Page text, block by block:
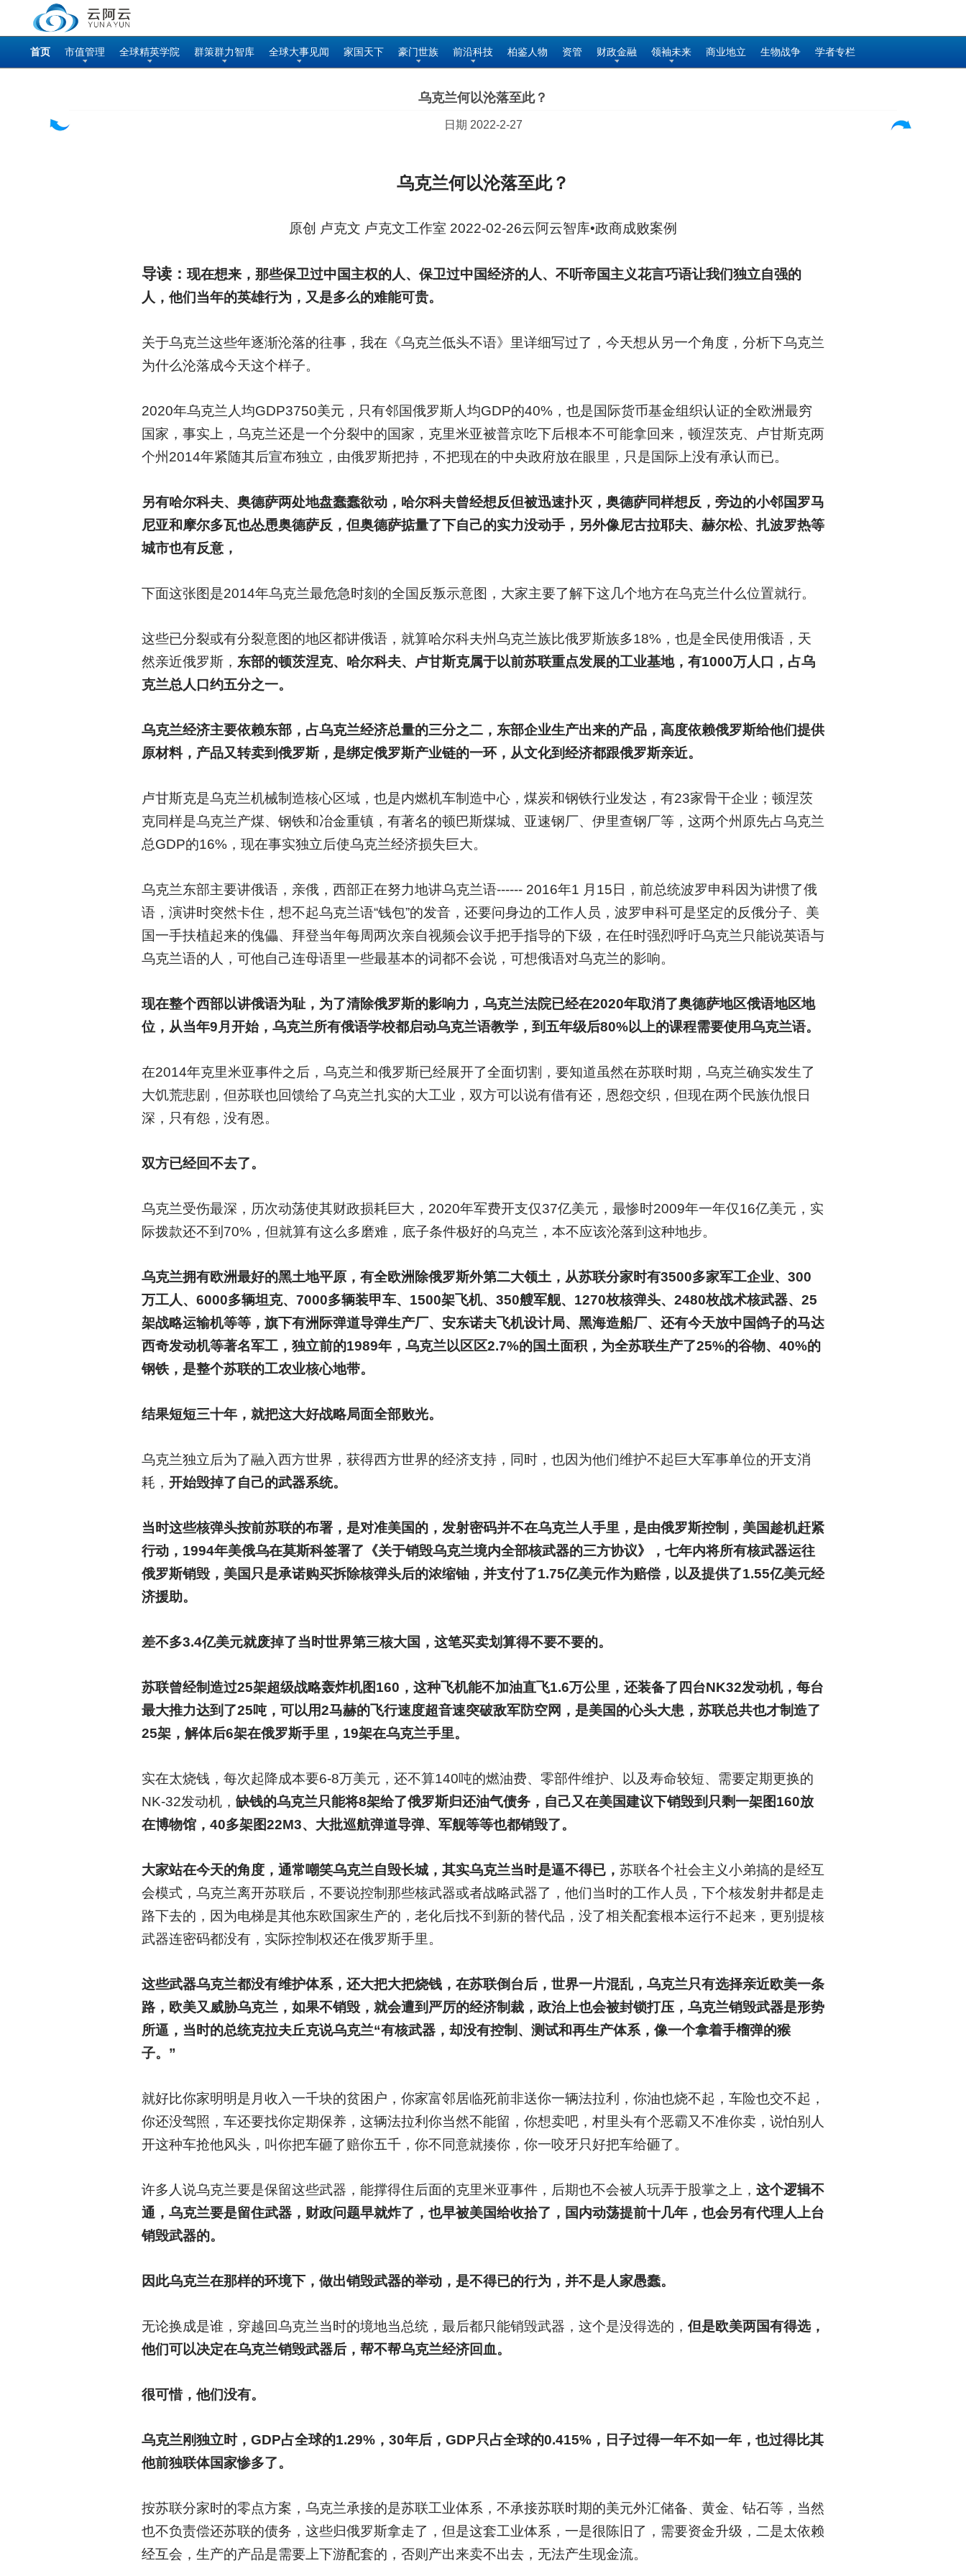
首页 市值管理 全球精英学院 群策群力智库 全球大事见闻 家国天下 豪门世族 前沿科技 柏鉴人物 资管 财政金融 领袖未来 商业地立 生物战争 学者专栏
乌克兰何以沦落至此？
日期 2022-2-27
乌克兰何以沦落至此？
原创 卢克文 卢克文工作室 2022-02-26云阿云智库•政商成败案例
导读： 现在想来，那些保卫过中国主权的人、保卫过中国经济的人、不听帝国主义花言巧语让我们独立自强的
人，他们当年的英雄行为，又是多么的难能可贵。
关于乌克兰这些年逐渐沦落的往事，我在《乌克兰低头不语》里详细写过了，今天想从另一个角度，分析下乌克兰
为什么沦落成今天这个样子。
2020年乌克兰人均GDP3750美元，只有邻国俄罗斯人均GDP的40%，也是国际货币基金组织认证的全欧洲最穷
国家，事实上，乌克兰还是一个分裂中的国家，克里米亚被普京吃下后根本不可能拿回来，顿涅茨克、卢甘斯克两
个州2014年紧随其后宣布独立，由俄罗斯把持，不把现在的中央政府放在眼里，只是国际上没有承认而已。
另有哈尔科夫、奥德萨两处地盘蠢蠢欲动，哈尔科夫曾经想反但被迅速扑灭，奥德萨同样想反，旁边的小邻国罗马
尼亚和摩尔多瓦也怂恿奥德萨反，但奥德萨掂量了下自己的实力没动手，另外像尼古拉耶夫、赫尔松、扎波罗热等
城市也有反意，
下面这张图是2014年乌克兰最危急时刻的全国反叛示意图，大家主要了解下这几个地方在乌克兰什么位置就行。
这些已分裂或有分裂意图的地区都讲俄语，就算哈尔科夫州乌克兰族比俄罗斯族多18%，也是全民使用俄语，天
然亲近俄罗斯， 东部的顿茨涅克、哈尔科夫、卢甘斯克属于以前苏联重点发展的工业基地，有1000万人口，占乌
克兰总人口约五分之一。
乌克兰经济主要依赖东部，占乌克兰经济总量的三分之二，东部企业生产出来的产品，高度依赖俄罗斯给他们提供
原材料，产品又转卖到俄罗斯，是绑定俄罗斯产业链的一环，从文化到经济都跟俄罗斯亲近。
卢甘斯克是乌克兰机械制造核心区域，也是内燃机车制造中心，煤炭和钢铁行业发达，有23家骨干企业；顿涅茨
克同样是乌克兰产煤、钢铁和冶金重镇，有著名的顿巴斯煤城、亚速钢厂、伊里查钢厂等，这两个州原先占乌克兰
总GDP的16%，现在事实独立后使乌克兰经济损失巨大。
乌克兰东部主要讲俄语，亲俄，西部正在努力地讲乌克兰语------ 2016年1 月15日，前总统波罗申科因为讲惯了俄
语，演讲时突然卡住，想不起乌克兰语“钱包”的发音，还要问身边的工作人员，波罗申科可是坚定的反俄分子、美
国一手扶植起来的傀儡、拜登当年每周两次亲自视频会议手把手指导的下级，在任时强烈呼吁乌克兰只能说英语与
乌克兰语的人，可他自己连母语里一些最基本的词都不会说，可想俄语对乌克兰的影响。
现在整个西部以讲俄语为耻，为了清除俄罗斯的影响力，乌克兰法院已经在2020年取消了奥德萨地区俄语地区地
位，从当年9月开始，乌克兰所有俄语学校都启动乌克兰语教学，到五年级后80%以上的课程需要使用乌克兰语。
在2014年克里米亚事件之后，乌克兰和俄罗斯已经展开了全面切割，要知道虽然在苏联时期，乌克兰确实发生了
大饥荒悲剧，但苏联也回馈给了乌克兰扎实的大工业，双方可以说有借有还，恩怨交织，但现在两个民族仇恨日
深，只有怨，没有恩。
双方已经回不去了。
乌克兰受伤最深，历次动荡使其财政损耗巨大，2020年军费开支仅37亿美元，最惨时2009年一年仅16亿美元，实
际拨款还不到70%，但就算有这么多磨难，底子条件极好的乌克兰，本不应该沦落到这种地步。
乌克兰拥有欧洲最好的黑土地平原，有全欧洲除俄罗斯外第二大领土，从苏联分家时有3500多家军工企业、300
万工人、6000多辆坦克、7000多辆装甲车、1500架飞机、350艘军舰、1270枚核弹头、2480枚战术核武器、25
架战略运输机等等，旗下有洲际弹道导弹生产厂、安东诺夫飞机设计局、黑海造船厂、还有今天放中国鸽子的马达
西奇发动机等著名军工，独立前的1989年，乌克兰以区区2.7%的国土面积，为全苏联生产了25%的谷物、40%的
钢铁，是整个苏联的工农业核心地带。
结果短短三十年，就把这大好战略局面全部败光。
乌克兰独立后为了融入西方世界，获得西方世界的经济支持，同时，也因为他们维护不起巨大军事单位的开支消
耗， 开始毁掉了自己的武器系统。
当时这些核弹头按前苏联的布署，是对准美国的，发射密码并不在乌克兰人手里，是由俄罗斯控制，美国趁机赶紧
行动，1994年美俄乌在莫斯科签署了《关于销毁乌克兰境内全部核武器的三方协议》，七年内将所有核武器运往
俄罗斯销毁，美国只是承诺购买拆除核弹头后的浓缩铀，并支付了1.75亿美元作为赔偿，以及提供了1.55亿美元经
济援助。
差不多3.4亿美元就废掉了当时世界第三核大国，这笔买卖划算得不要不要的。
苏联曾经制造过25架超级战略轰炸机图160，这种飞机能不加油直飞1.6万公里，还装备了四台NK32发动机，每台
最大推力达到了25吨，可以用2马赫的飞行速度超音速突破敌军防空网，是美国的心头大患，苏联总共也才制造了
25架，解体后6架在俄罗斯手里，19架在乌克兰手里。
实在太烧钱，每次起降成本要6-8万美元，还不算140吨的燃油费、零部件维护、以及寿命较短、需要定期更换的
NK-32发动机， 缺钱的乌克兰只能将8架给了俄罗斯归还油气债务，自己又在美国建议下销毁到只剩一架图160放
在博物馆，40多架图22M3、大批巡航弹道导弹、军舰等等也都销毁了。
大家站在今天的角度，通常嘲笑乌克兰自毁长城，其实乌克兰当时是逼不得已， 苏联各个社会主义小弟搞的是经互
会模式，乌克兰离开苏联后，不要说控制那些核武器或者战略武器了，他们当时的工作人员，下个核发射井都是走
路下去的，因为电梯是其他东欧国家生产的，老化后找不到新的替代品，没了相关配套根本运行不起来，更别提核
武器连密码都没有，实际控制权还在俄罗斯手里。
这些武器乌克兰都没有维护体系，还大把大把烧钱，在苏联倒台后，世界一片混乱，乌克兰只有选择亲近欧美一条
路，欧美又威胁乌克兰，如果不销毁，就会遭到严厉的经济制裁，政治上也会被封锁打压，乌克兰销毁武器是形势
所逼，当时的总统克拉夫丘克说乌克兰“有核武器，却没有控制、测试和再生产体系，像一个拿着手榴弹的猴
子。”
就好比你家明明是月收入一千块的贫困户，你家富邻居临死前非送你一辆法拉利，你油也烧不起，车险也交不起，
你还没驾照，车还要找你定期保养，这辆法拉利你当然不能留，你想卖吧，村里头有个恶霸又不准你卖，说怕别人
开这种车抢他风头，叫你把车砸了赔你五千，你不同意就揍你，你一咬牙只好把车给砸了。
许多人说乌克兰要是保留这些武器，能撑得住后面的克里米亚事件，后期也不会被人玩弄于股掌之上， 这个逻辑不
通，乌克兰要是留住武器，财政问题早就炸了，也早被美国给收拾了，国内动荡提前十几年，也会另有代理人上台
销毁武器的。
因此乌克兰在那样的环境下，做出销毁武器的举动，是不得已的行为，并不是人家愚蠢。
无论换成是谁，穿越回乌克兰当时的境地当总统，最后都只能销毁武器，这个是没得选的， 但是欧美两国有得选，
他们可以决定在乌克兰销毁武器后，帮不帮乌克兰经济回血。
很可惜，他们没有。
乌克兰刚独立时，GDP占全球的1.29%，30年后，GDP只占全球的0.415%，日子过得一年不如一年，也过得比其
他前独联体国家惨多了。
按苏联分家时的零点方案，乌克兰承接的是苏联工业体系，不承接苏联时期的美元外汇储备、黄金、钻石等，当然
也不负责偿还苏联的债务，这些归俄罗斯拿走了，但是这套工业体系，一是很陈旧了，需要资金升级，二是太依赖
经互会，生产的产品是需要上下游配套的，否则产出来卖不出去，无法产生现金流。